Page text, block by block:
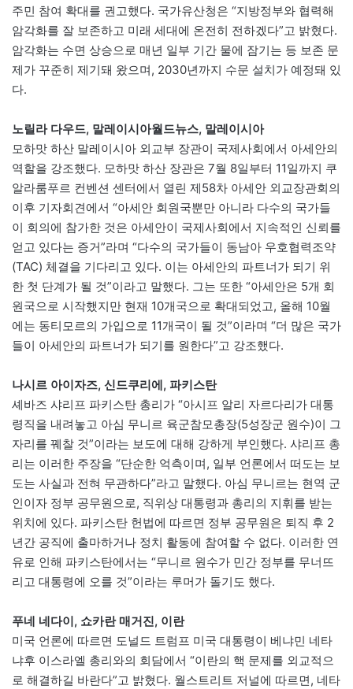
주민 참여 확대를 권고했다. 국가유산청은 “지방정부와 협력해
암각화를 잘 보존하고 미래 세대에 온전히 전하겠다”고 밝혔다.
암각화는 수면 상승으로 매년 일부 기간 물에 잠기는 등 보존 문
제가 꾸준히 제기돼 왔으며, 2030년까지 수문 설치가 예정돼 있
다.
노릴라 다우드, 말레이시아월드뉴스, 말레이시아
모하맛 하산 말레이시아 외교부 장관이 국제사회에서 아세안의
역할을 강조했다. 모하맛 하산 장관은 7월 8일부터 11일까지 쿠
알라룸푸르 컨벤션 센터에서 열린 제58차 아세안 외교장관회의
이후 기자회견에서 “아세안 회원국뿐만 아니라 다수의 국가들
이 회의에 참가한 것은 아세안이 국제사회에서 지속적인 신뢰를
얻고 있다는 증거”라며 “다수의 국가들이 동남아 우호협력조약
(TAC) 체결을 기다리고 있다. 이는 아세안의 파트너가 되기 위
한 첫 단계가 될 것”이라고 말했다. 그는 또한 “아세안은 5개 회
원국으로 시작했지만 현재 10개국으로 확대되었고, 올해 10월
에는 동티모르의 가입으로 11개국이 될 것”이라며 “더 많은 국가
들이 아세안의 파트너가 되기를 원한다”고 강조했다.
나시르 아이자즈, 신드쿠리에, 파키스탄
셰바즈 샤리프 파키스탄 총리가 “아시프 알리 자르다리가 대통
령직을 내려놓고 아심 무니르 육군참모총장(5성장군 원수)이 그
자리를 꿰찰 것”이라는 보도에 대해 강하게 부인했다. 샤리프 총
리는 이러한 주장을 “단순한 억측이며, 일부 언론에서 떠도는 보
도는 사실과 전혀 무관하다”라고 말했다. 아심 무니르는 현역 군
인이자 정부 공무원으로, 직위상 대통령과 총리의 지휘를 받는
위치에 있다. 파키스탄 헌법에 따르면 정부 공무원은 퇴직 후 2
년간 공직에 출마하거나 정치 활동에 참여할 수 없다. 이러한 연
유로 인해 파키스탄에서는 “무니르 원수가 민간 정부를 무너뜨
리고 대통령에 오를 것”이라는 루머가 돌기도 했다.
푸네 네다이, 쇼카란 매거진, 이란
미국 언론에 따르면 도널드 트럼프 미국 대통령이 베냐민 네타
냐후 이스라엘 총리와의 회담에서 “이란의 핵 문제를 외교적으
로 해결하길 바란다”고 밝혔다. 월스트리트 저널에 따르면, 네타